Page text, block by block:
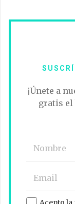
¡Únete a
gratis el